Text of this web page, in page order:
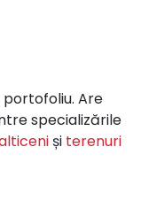
Are
specializările
și terenuri